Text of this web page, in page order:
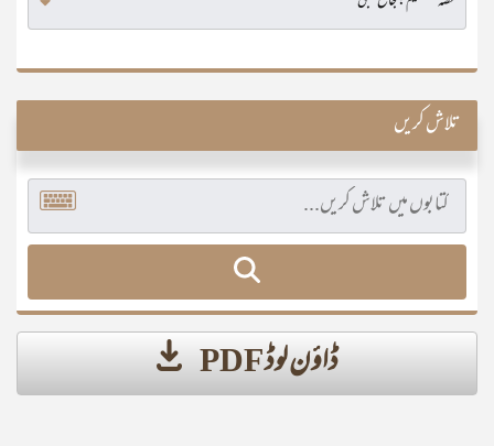
تلاش کریں
ڈاؤن لوڈ PDF